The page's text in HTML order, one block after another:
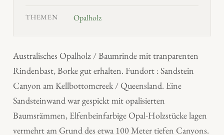
THEMEN Opalholz
Australisches Opalholz / Baumrinde mit tranparenten
Rindenbast, Borke gut erhalten. Fundort : Sandstein
Canyon am Kellbottomcreek / Queensland. Eine
Sandsteinwand war gespickt mit opalisierten
Baumsrämmen, Elfenbeinfarbige Opal-Holzstücke lagen
vermehrt am Grund des etwa 100 Meter tiefen Canyons.